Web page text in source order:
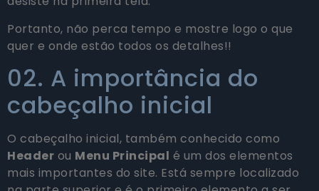
Portanto, não perca tempo e mostre logo o que
quer e onde estão todos os detalhes!!
02. A importância do
cabeçalho inicial
O cabeçalho inicial, também conhecido como
Header ou Menu Principal é um dos elementos
mais importantes do site. Está sempre localizado